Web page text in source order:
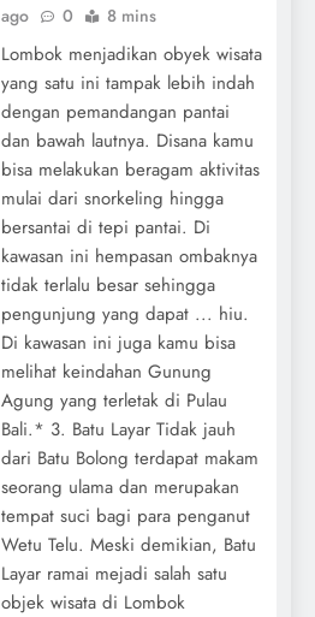
ago
0 8 mins
Lombok menjadikan obyek wisata
yang satu ini tampak lebih indah
dengan pemandangan pantai
dan bawah lautnya. Disana kamu
bisa melakukan beragam aktivitas
mulai dari snorkeling hingga
bersantai di tepi pantai. Di
kawasan ini hempasan ombaknya
tidak terlalu besar sehingga
pengunjung yang dapat ... hiu.
Di kawasan ini juga kamu bisa
melihat keindahan Gunung
Agung yang terletak di Pulau
Bali.* 3. Batu Layar Tidak jauh
dari Batu Bolong terdapat makam
seorang ulama dan merupakan
tempat suci bagi para penganut
Wetu Telu. Meski demikian, Batu
Layar ramai mejadi salah satu
objek wisata di Lombok